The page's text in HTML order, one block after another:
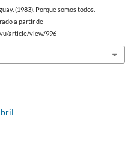
(1983). Porque somos todos.
a partir de
article/view/996